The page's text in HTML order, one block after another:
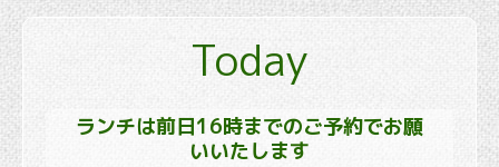
Today
ランチは前日16時までのご予約でお願
いいたします